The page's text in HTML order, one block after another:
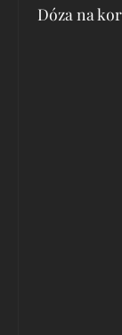
Dóza na